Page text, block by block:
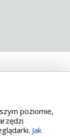
poziomie,
Jak